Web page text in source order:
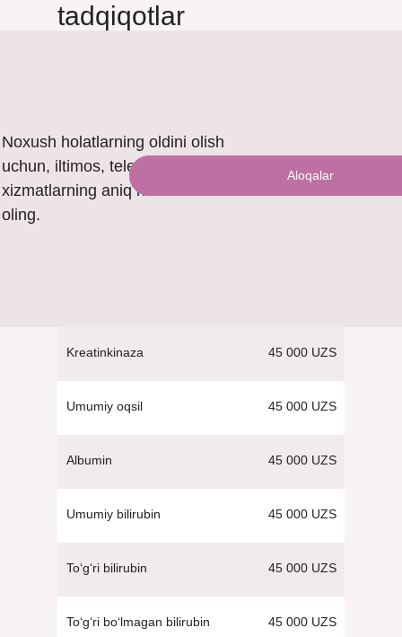
tadqiqotlar
Noxush holatlarning oldini olish
uchun, iltimos, telefon orqali
xizmatlarning aniq narxini bilib
oling.
Aloqalar
45 000 UZS
Kreatinkinaza
45 000 UZS
Umumiy oqsil
45 000 UZS
Albumin
45 000 UZS
Umumiy bilirubin
45 000 UZS
To‘g‘ri bilirubin
45 000 UZS
To‘g‘ri bo‘lmagan bilirubin